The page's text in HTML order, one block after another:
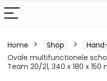
Home Shop
Ovale multifunctionele
Team 20/21, 340 x 180 x 150